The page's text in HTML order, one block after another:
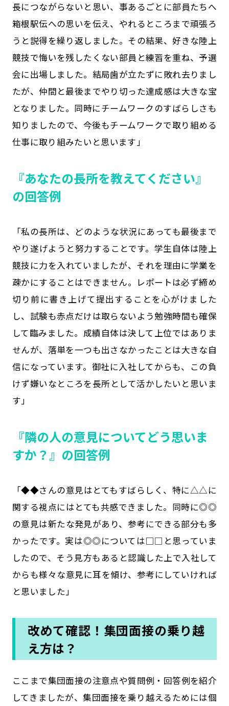
長につながらないと思い、事あるごとに部員たちへ
箱根駅伝への思いを伝え、やれるところまで頑張ろ
うと説得を繰り返しました。その結果、好きな陸上
競技で悔いを残したくない部員と練習を重ね、予選
会に出場しました。結局歯が立たずに敗れ去りまし
たが、仲間と最後までやり切った達成感は大きな宝
となりました。同時にチームワークのすばらしさも
知りましたので、今後もチームワークで取り組める
仕事に取り組みたいと思います」
『あなたの長所を教えてください』
の回答例
「私の長所は、どのような状況にあっても最後まで
やり遂げようと努力することです。学生自体は陸上
競技に力を入れていましたが、それを理由に学業を
疎かにすることはできません。レポートは必ず締め
切り前に書き上げて提出することを心がけました
し、試験も赤点だけは取らないよう勉強時間も確保
して臨みました。成績自体は決して上位ではありま
せんが、落単を一つも出さなかったことは大きな自
信になっています。御社に入社してからも、この負
けず嫌いなところを長所として活かしたいと思いま
す」
『隣の人の意見についてどう思いま
すか？』の回答例
「◆◆さんの意見はとてもすばらしく、特に△△に
関する視点にはとても共感できました。同時に◎◎
の意見は新たな発見があり、参考にできる部分も多
かったです。実は◎◎については□□と思っていま
したので、そう見方もあると認識した上で入社して
からも様々な意見に耳を傾け、参考にしていければ
と思いました」
改めて確認！集団面接の乗り越
え方は？
ここまで集団面接の注意点や質問例・回答例を紹介
してきましたが、集団面接を乗り越えるためには個